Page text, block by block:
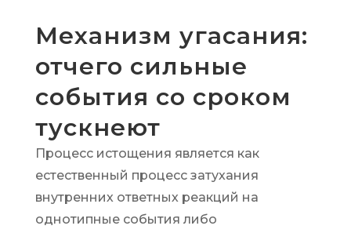
Механизм угасания:
отчего сильные
события со сроком
тускнеют
Процесс истощения является как
естественный процесс затухания
внутренних ответных реакций на
однотипные события либо